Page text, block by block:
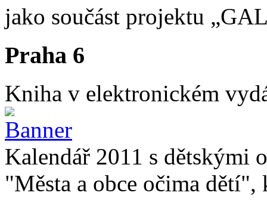
jako součást projektu
Praha 6
Kniha v elektronickém
Kalendář 2011 s dětskými
"Města a obce očima